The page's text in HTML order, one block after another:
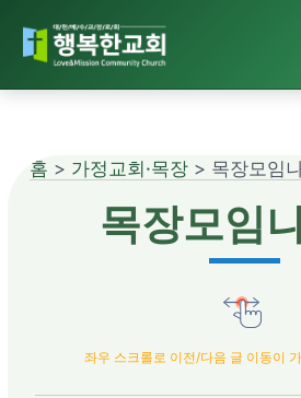
홈 > 가정교회·목장> 목장모임
목장모임
좌우 스크롤로 이전/다음 글 이동이
Sketchbook5, 스케
Sketchbook5, 스